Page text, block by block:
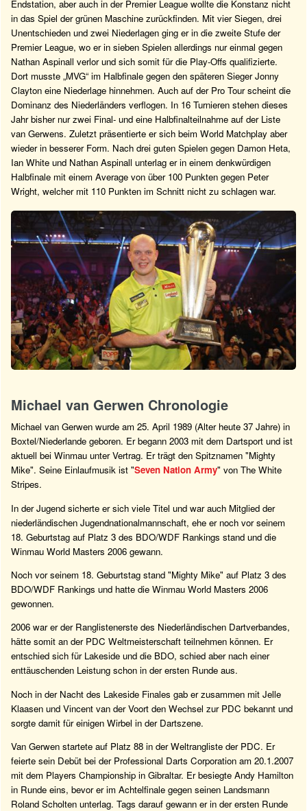
Endstation, aber auch in der Premier League wollte die Konstanz nicht
in das Spiel der grünen Maschine zurückfinden. Mit vier Siegen, drei
Unentschieden und zwei Niederlagen ging er in die zweite Stufe der
Premier League, wo er in sieben Spielen allerdings nur einmal gegen
Nathan Aspinall verlor und sich somit für die Play-Offs qualifizierte.
Dort musste „MVG“ im Halbfinale gegen den späteren Sieger Jonny
Clayton eine Niederlage hinnehmen. Auch auf der Pro Tour scheint die
Dominanz des Niederländers verflogen. In 16 Turnieren stehen dieses
Jahr bisher nur zwei Final- und eine Halbfinalteilnahme auf der Liste
van Gerwens. Zuletzt präsentierte er sich beim World Matchplay aber
wieder in besserer Form. Nach drei guten Spielen gegen Damon Heta,
Ian White und Nathan Aspinall unterlag er in einem denkwürdigen
Halbfinale mit einem Average von über 100 Punkten gegen Peter
Wright, welcher mit 110 Punkten im Schnitt nicht zu schlagen war.
Michael van Gerwen Chronologie
Michael van Gerwen wurde am 25. April 1989 (Alter heute 37 Jahre) in
Boxtel/Niederlande geboren. Er begann 2003 mit dem Dartsport und ist
aktuell bei Winmau unter Vertrag. Er trägt den Spitznamen "Mighty
Mike". Seine Einlaufmusik ist "Seven Nation Army" von The White
Stripes.
In der Jugend sicherte er sich viele Titel und war auch Mitglied der
niederländischen Jugendnationalmannschaft, ehe er noch vor seinem
18. Geburtstag auf Platz 3 des BDO/WDF Rankings stand und die
Winmau World Masters 2006 gewann.
Noch vor seinem 18. Geburtstag stand "Mighty Mike" auf Platz 3 des
BDO/WDF Rankings und hatte die Winmau World Masters 2006
gewonnen.
2006 war er der Ranglistenerste des Niederländischen Dartverbandes,
hätte somit an der PDC Weltmeisterschaft teilnehmen können. Er
entschied sich für Lakeside und die BDO, schied aber nach einer
enttäuschenden Leistung schon in der ersten Runde aus.
Noch in der Nacht des Lakeside Finales gab er zusammen mit Jelle
Klaasen und Vincent van der Voort den Wechsel zur PDC bekannt und
sorgte damit für einigen Wirbel in der Dartszene.
Van Gerwen startete auf Platz 88 in der Weltrangliste der PDC. Er
feierte sein Debüt bei der Professional Darts Corporation am 20.1.2007
mit dem Players Championship in Gibraltar. Er besiegte Andy Hamilton
in Runde eins, bevor er im Achtelfinale gegen seinen Landsmann
Roland Scholten unterlag. Tags darauf gewann er in der ersten Runde